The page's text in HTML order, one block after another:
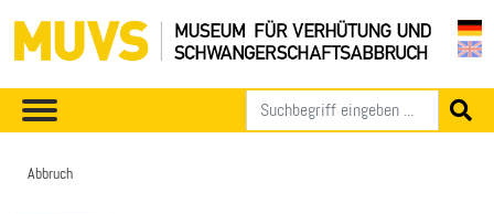
Abbruch